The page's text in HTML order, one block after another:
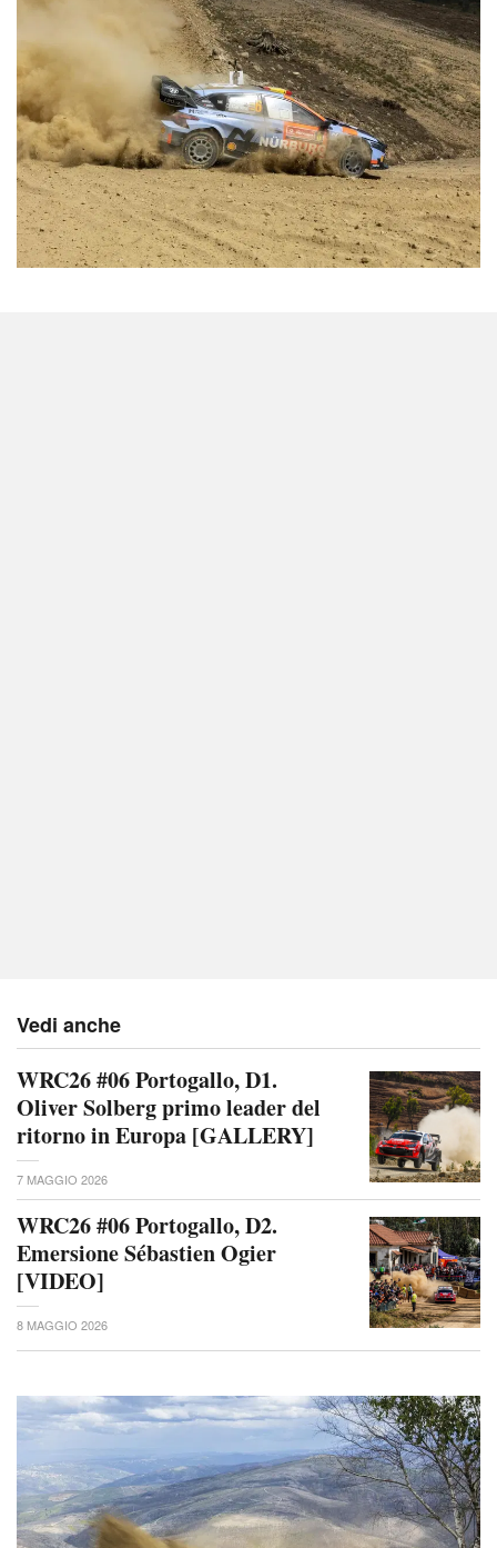
Vedi anche
WRC26 #06 Portogallo, D1.
Oliver Solberg primo leader del
ritorno in Europa [GALLERY]
7 MAGGIO 2026
WRC26 #06 Portogallo, D2.
Emersione Sébastien Ogier
[VIDEO]
8 MAGGIO 2026